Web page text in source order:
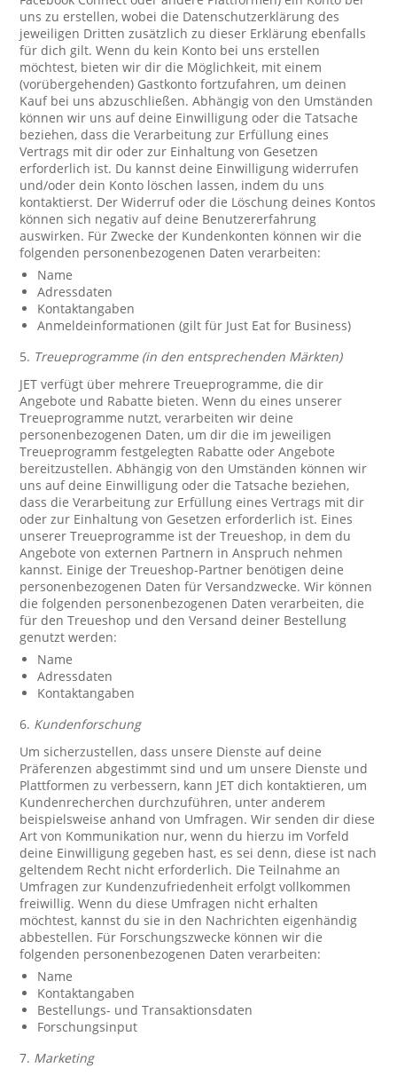
uns zu erstellen, wobei die Datenschutzerklärung des
jeweiligen Dritten zusätzlich zu dieser Erklärung ebenfalls
für dich gilt. Wenn du kein Konto bei uns erstellen
möchtest, bieten wir dir die Möglichkeit, mit einem
(vorübergehenden) Gastkonto fortzufahren, um deinen
Kauf bei uns abzuschließen. Abhängig von den Umständen
können wir uns auf deine Einwilligung oder die Tatsache
beziehen, dass die Verarbeitung zur Erfüllung eines
Vertrags mit dir oder zur Einhaltung von Gesetzen
erforderlich ist. Du kannst deine Einwilligung widerrufen
und/oder dein Konto löschen lassen, indem du uns
kontaktierst. Der Widerruf oder die Löschung deines Kontos
können sich negativ auf deine Benutzererfahrung
auswirken. Für Zwecke der Kundenkonten können wir die
folgenden personenbezogenen Daten verarbeiten:
Name
Adressdaten
Kontaktangaben
Anmeldeinformationen (gilt für Just Eat for Business)
5. Treueprogramme (in den entsprechenden Märkten)
JET verfügt über mehrere Treueprogramme, die dir
Angebote und Rabatte bieten. Wenn du eines unserer
Treueprogramme nutzt, verarbeiten wir deine
personenbezogenen Daten, um dir die im jeweiligen
Treueprogramm festgelegten Rabatte oder Angebote
bereitzustellen. Abhängig von den Umständen können wir
uns auf deine Einwilligung oder die Tatsache beziehen,
dass die Verarbeitung zur Erfüllung eines Vertrags mit dir
oder zur Einhaltung von Gesetzen erforderlich ist. Eines
unserer Treueprogramme ist der Treueshop, in dem du
Angebote von externen Partnern in Anspruch nehmen
kannst. Einige der Treueshop-Partner benötigen deine
personenbezogenen Daten für Versandzwecke. Wir können
die folgenden personenbezogenen Daten verarbeiten, die
für den Treueshop und den Versand deiner Bestellung
genutzt werden:
Name
Adressdaten
Kontaktangaben
6. Kundenforschung
Um sicherzustellen, dass unsere Dienste auf deine
Präferenzen abgestimmt sind und um unsere Dienste und
Plattformen zu verbessern, kann JET dich kontaktieren, um
Kundenrecherchen durchzuführen, unter anderem
beispielsweise anhand von Umfragen. Wir senden dir diese
Art von Kommunikation nur, wenn du hierzu im Vorfeld
deine Einwilligung gegeben hast, es sei denn, diese ist nach
geltendem Recht nicht erforderlich. Die Teilnahme an
Umfragen zur Kundenzufriedenheit erfolgt vollkommen
freiwillig. Wenn du diese Umfragen nicht erhalten
möchtest, kannst du sie in den Nachrichten eigenhändig
abbestellen. Für Forschungszwecke können wir die
folgenden personenbezogenen Daten verarbeiten:
Name
Kontaktangaben
Bestellungs- und Transaktionsdaten
Forschungsinput
7. Marketing